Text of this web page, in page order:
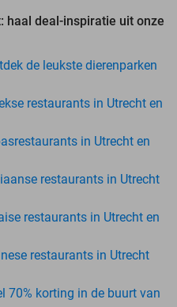
haal deal-inspiratie uit onze
de leukste dierenparken
restaurants in Utrecht en
in Utrecht en
restaurants in Utrecht
restaurants in Utrecht en
restaurants in Utrecht
70% korting in de buurt van